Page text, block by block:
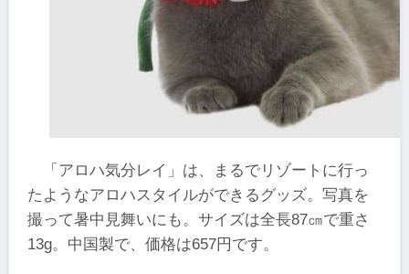
「アロハ気分レイ」は、まるでリゾートに行っ
たようなアロハスタイルができるグッズ。写真を
撮って暑中見舞いにも。サイズは全長87㎝で重さ
13g。中国製で、価格は657円です。